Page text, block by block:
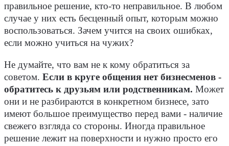
правильное решение, кто-то неправильное. В любом
случае у них есть бесценный опыт, которым можно
воспользоваться. Зачем учится на своих ошибках,
если можно учиться на чужих?
Не думайте, что вам не к кому обратиться за
советом. Если в круге общения нет бизнесменов -
обратитесь к друзьям или родственникам. Может
они и не разбираются в конкретном бизнесе, зато
имеют большое преимущество перед вами - наличие
свежего взгляда со стороны. Иногда правильное
решение лежит на поверхности и нужно просто его